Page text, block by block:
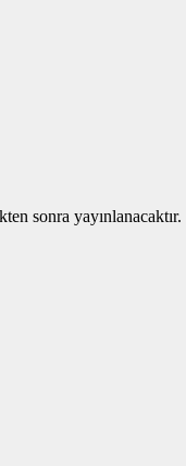
sonra yayınlanacaktır.